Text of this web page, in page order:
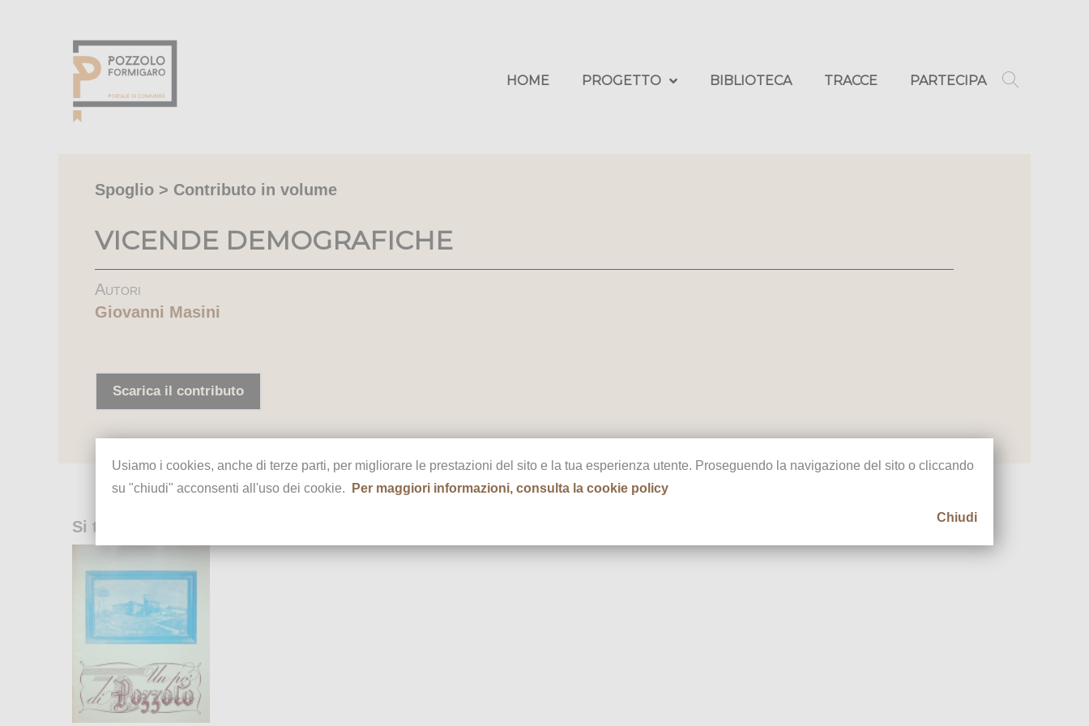
HOME PROGETTO BIBLIOTECA TRACCE PARTECIPA
Spoglio > Contributo in volume
VICENDE DEMOGRAFICHE
Autori
Giovanni Masini
Scarica il contributo
Si trova in
Usiamo i cookies, anche di terze parti, per migliorare le prestazioni del sito e la tua esperienza utente. Proseguendo la navigazione del sito o cliccando
su "chiudi" acconsenti all'uso dei cookie.
Per maggiori informazioni, consulta la cookie policy
Chiudi